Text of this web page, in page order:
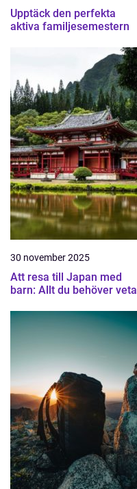
Upptäck den perfekta
aktiva familjesemestern
30 november 2025
Att resa till Japan med
barn: Allt du behöver veta